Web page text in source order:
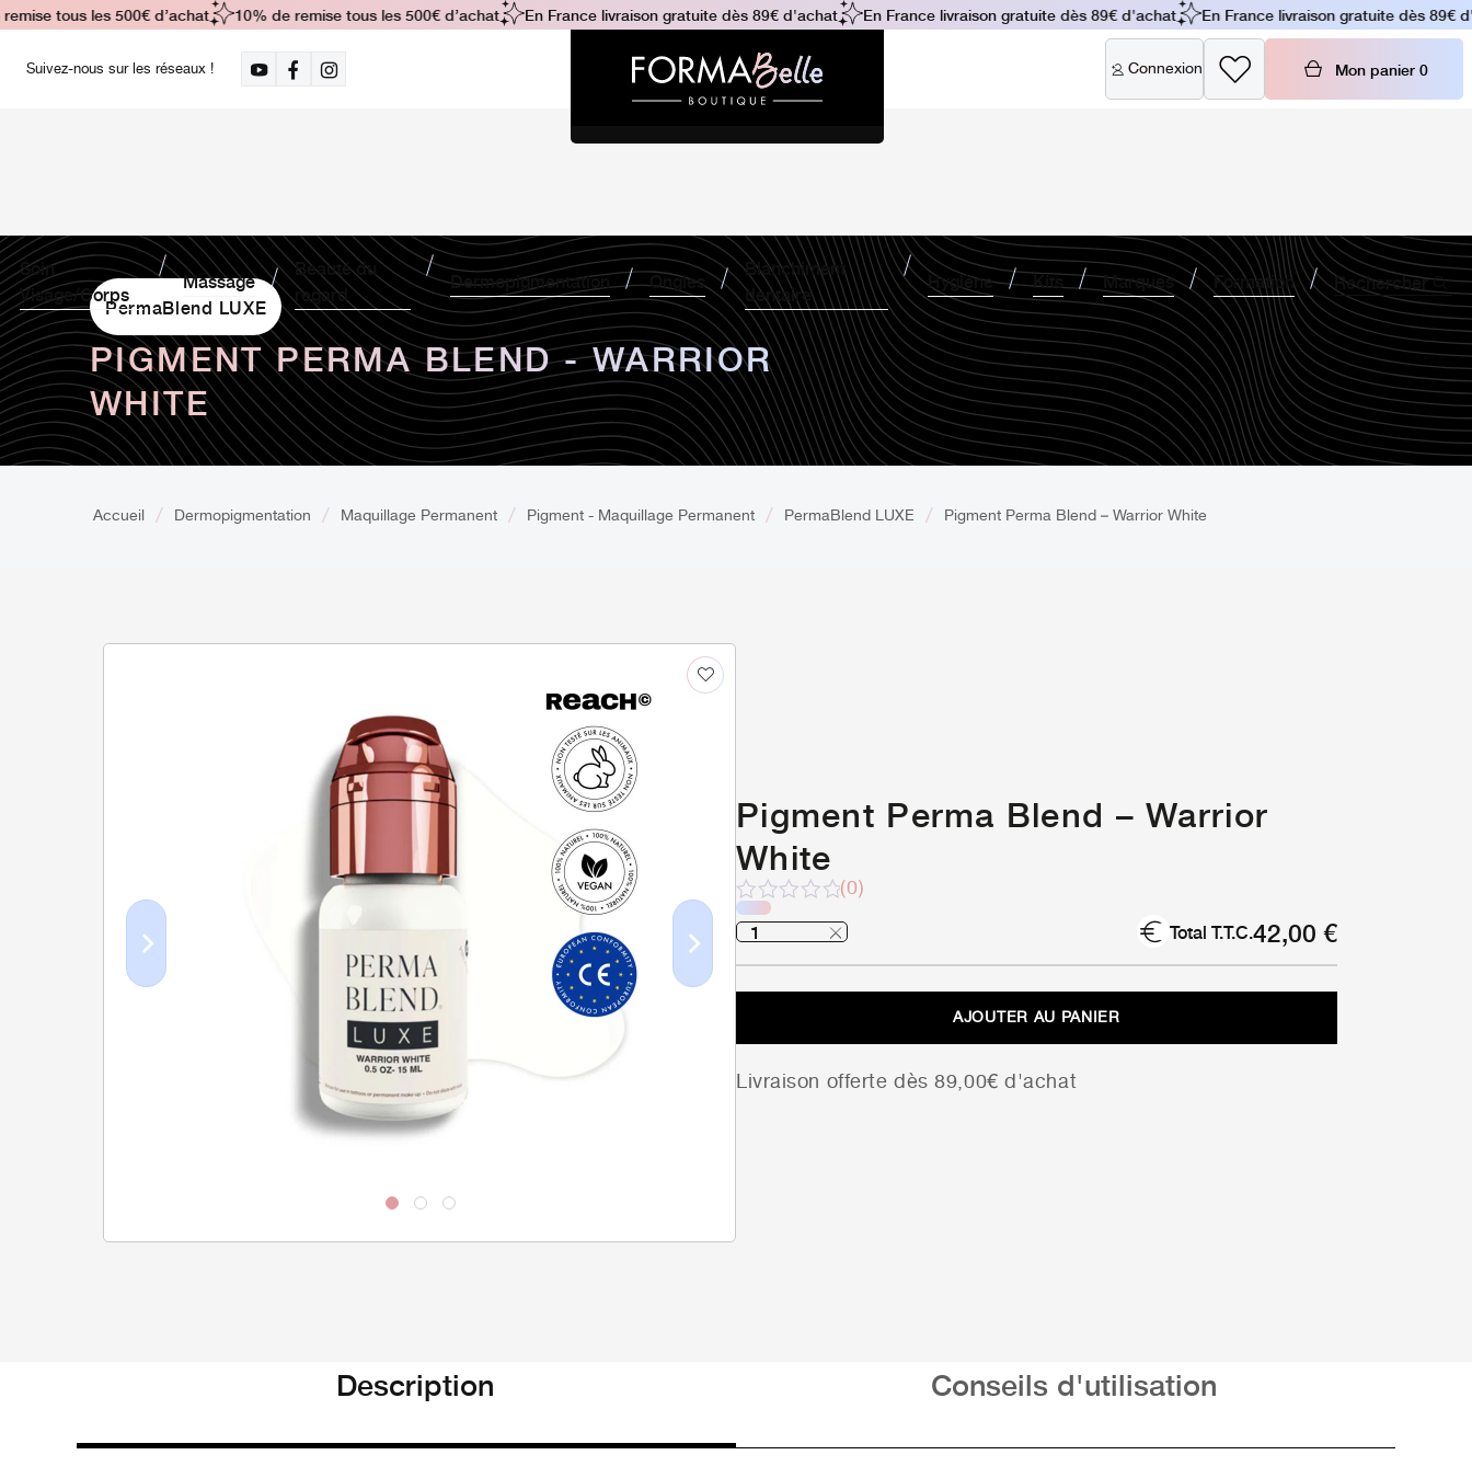
Suivez-nous sur les réseaux ! Connexion Mon panier 0
Soin
Visage/Corps
Massage
Beauté du
regard
Dermopigmentation Ongles
Blanchiment
dentaire
Hygiène Kits Marques Formation Rechercher
tous les 500€ d’achat 10% de remise tous les 500€ d’achat En France livraison gratuite dès 89€ d'achat En France livraison gratuite dès 89€ d'achat En France livraison gratuite dès 89€
PermaBlend LUXE
PIGMENT PERMA BLEND - WARRIOR
WHITE
Accueil Dermopigmentation Maquillage Permanent Pigment - Maquillage Permanent PermaBlend LUXE Pigment Perma Blend – Warrior White
Previous Next
Pigment Perma Blend – Warrior
White
Note
sur
(0)
Total T.T.C.42,00 €
AJOUTER AU PANIER
Livraison offerte dès 89,00€ d'achat
Description Conseils d'utilisation